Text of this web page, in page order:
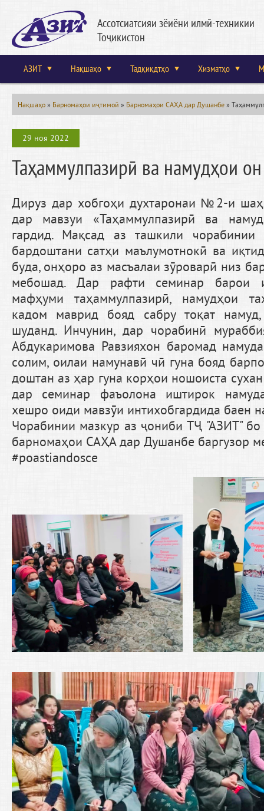
Ассотсиатсияи зёиёни илмӣ-техникии
Тоҷикистон
АЗИТ Нақшаҳо Тадқиқдтҳо Хизматҳо
Нақшаҳо» Барномаҳои иҷтимоӣ » Барномаҳои САҲА дар Душанбе»
29 ноя 2022
Таҳаммулпазирӣ ва намудҳои он
Дируз дар хобгоҳи духтаронаи №2-и
дар мавзуи «Таҳаммулпазирӣ ва
гардид. Мақсад аз ташкили
бардоштани сатҳи маълумотнокӣ ва
буда, онҳоро аз масъалаи зӯроварӣ низ
мебошад. Дар рафти семинар барои
мафҳуми таҳаммулпазирӣ, намудҳои
кадом маврид бояд сабру тоқат
шуданд. Инчунин, дар чорабинӣ
Абдукаримова Равзияхон баромад
солим, оилаи намунавӣ чӣ гуна бояд
доштан аз ҳар гуна корҳои ношоиста
дар семинар фаъолона иштирок
хешро оиди мавзӯи интихобгардида баен
Чорабинии мазкур аз ҷониби ТҶ "АЗИТ" бо
барномаҳои САҲА дар Душанбе баргузор
#poastiandosce